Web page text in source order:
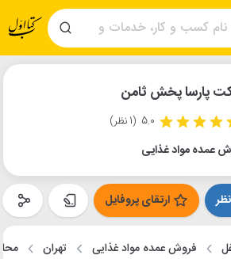
پارسا پخش ثامن
5.0 (1 نظر)
عمده مواد غذایی
ارتقای پروفایل
فروش عمده مواد غذایی تهران